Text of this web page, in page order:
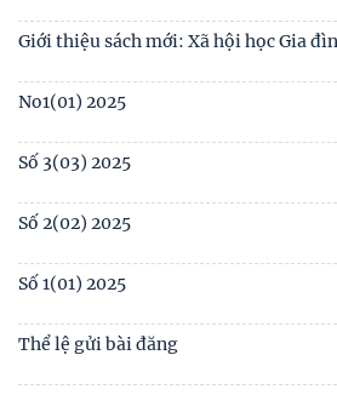
Table of contents Human Studies
Giới thiệu sách mới: Xã hội học Gia
No1(01) 2025
Số 3(03) 2025
Số 2(02) 2025
Số 1(01) 2025
Thể lệ gửi bài đăng